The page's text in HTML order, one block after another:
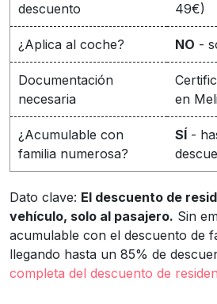
descuento
49€)
¿Aplica al coche? NO -
Documentación
necesaria
en
¿Acumulable con
familia numerosa?
SÍ -
Dato clave: El descuento de
vehículo, solo al pasajero. Sin
acumulable con el descuento de
llegando hasta un 85% de
completa del descuento de